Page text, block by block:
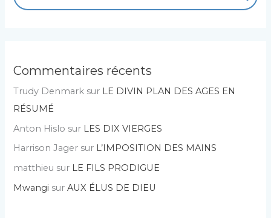
Commentaires récents
Trudy Denmark sur LE DIVIN PLAN DES AGES EN
RÉSUMÉ
Anton Hislo sur LES DIX VIERGES
Harrison Jager sur L’IMPOSITION DES MAINS
matthieu sur LE FILS PRODIGUE
Mwangi surAUX ÉLUS DE DIEU